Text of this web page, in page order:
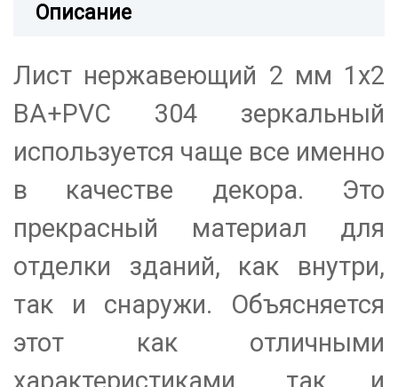
Описание
Лист нержавеющий 2 мм 1х2
BA+PVC 304 зеркальный
используется чаще все именно
в качестве декора. Это
прекрасный материал для
отделки зданий, как внутри,
так и снаружи. Объясняется
этот как отличными
характеристиками, так и